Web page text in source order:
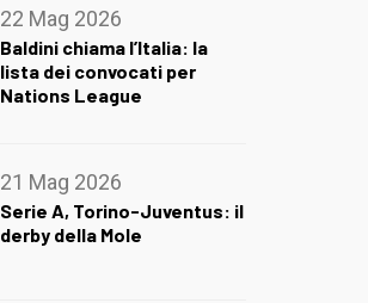
22 Mag 2026
Baldini chiama l’Italia: la
lista dei convocati per
Nations League
21 Mag 2026
Serie A, Torino-Juventus: il
derby della Mole